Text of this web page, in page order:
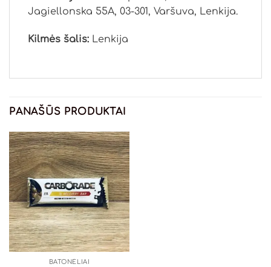
Jagiellonska 55A, 03-301, Varšuva, Lenkija.
Kilmės šalis: Lenkija
PANAŠŪS PRODUKTAI
BATONĖLIAI